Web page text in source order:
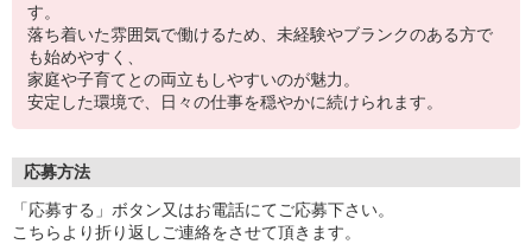
す。
落ち着いた雰囲気で働けるため、未経験やブランクのある方で
も始めやすく、
家庭や子育てとの両立もしやすいのが魅力。
安定した環境で、日々の仕事を穏やかに続けられます。
応募方法
「応募する」ボタン又はお電話にてご応募下さい。
こちらより折り返しご連絡をさせて頂きます。